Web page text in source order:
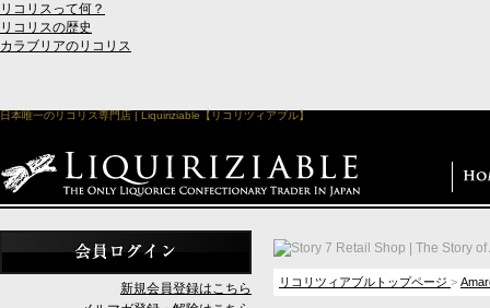
リコリスって何？
リコリスの歴史
カラブリアのリコリス
日本唯一のリコリス専門店 | Liquiriziable【リコリツィアブル】
リコリツィアブルトップページ >
新規会員登録はこちら